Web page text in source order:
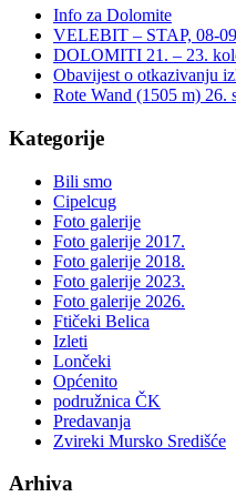
Info za Dolomite
VELEBIT – STAP, 08-
DOLOMITI 21. – 23.
Obavijest o otkazivanju
Rote Wand (1505 m) 26.
Kategorije
Bili smo
Cipelcug
Foto galerije
Foto galerije 2017.
Foto galerije 2018.
Foto galerije 2023.
Foto galerije 2026.
Ftičeki Belica
Izleti
Lončeki
Općenito
podružnica ČK
Predavanja
Zvireki Mursko Središće
Arhiva